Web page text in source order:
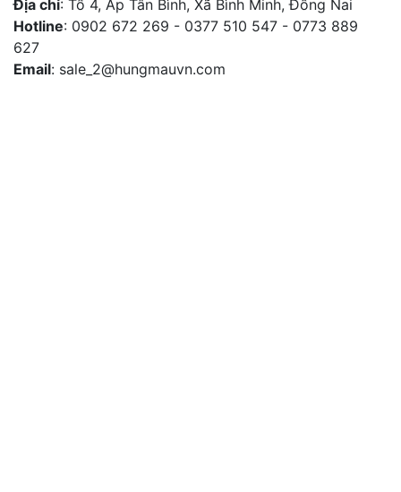
Địa chỉ: Tổ 4, Ấp Tân Bình, Xã Bình Minh, Đồng Nai
Hotline: 0902 672 269 - 0377 510 547 - 0773 889
627
Email: sale_2@hungmauvn.com